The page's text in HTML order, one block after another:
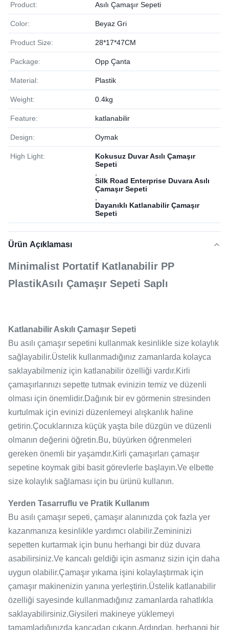
Product: Asılı Çamaşır Sepeti
Color: Beyaz Gri
Product Size: 28*17*47CM
Package: Opp Çanta
Material: Plastik
Weight: 0.4kg
Feature: katlanabilir
Design: Oymak
High Light:
Kokusuz Duvar Asılı Çamaşır
Sepeti
Silk Road Enterprise Duvara Asılı
Çamaşır Sepeti
Dayanıklı Katlanabilir Çamaşır
Sepeti
Ürün Açıklaması
Minimalist Portatif Katlanabilir PP
PlastikAsılı Çamaşır Sepeti Saplı
Katlanabilir Askılı Çamaşır Sepeti
Bu asılı çamaşır sepetini kullanmak kesinlikle size kolaylık
sağlayabilir.Üstelik kullanmadığınız zamanlarda kolayca
saklayabilmeniz için katlanabilir özelliği vardır.Kirli
çamaşırlarınızı sepette tutmak evinizin temiz ve düzenli
olması için önemlidir.Dağınık bir ev görmenin stresinden
kurtulmak için evinizi düzenlemeyi alışkanlık haline
getirin.Çocuklarınıza küçük yaşta bile düzgün ve düzenli
olmanın değerini öğretin.Bu, büyürken öğrenmeleri
gereken önemli bir yaşamdır.Kirli çamaşırları çamaşır
sepetine koymak gibi basit görevlerle başlayın.Ve elbette
size kolaylık sağlaması için bu ürünü kullanın.
Yerden Tasarruflu ve Pratik Kullanım
Bu asılı çamaşır sepeti, çamaşır alanınızda çok fazla yer
kazanmanıza kesinlikle yardımcı olabilir.Zemininizi
sepetten kurtarmak için bunu herhangi bir düz duvara
asabilirsiniz.Ve kancalı geldiği için asmanız sizin için daha
uygun olabilir.Çamaşır yıkama işini kolaylaştırmak için
çamaşır makinenizin yanına yerleştirin.Üstelik katlanabilir
özelliği sayesinde kullanmadığınız zamanlarda rahatlıkla
saklayabilirsiniz.Giysileri makineye yüklemeyi
tamamladığınızda kancadan çıkarın.Ardından, herhangi bir